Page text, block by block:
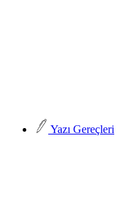
Yazı Gereçleri